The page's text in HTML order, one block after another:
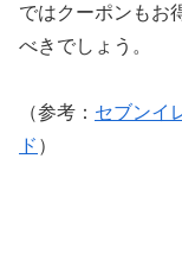
ではクーポンもお
べきでしょう。
（参考： セブンイ
ド ）